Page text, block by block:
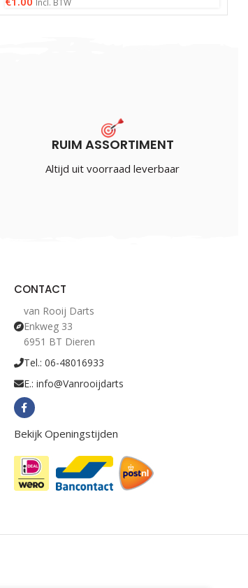
Incl. BTW
RUIM ASSORTIMENT
Altijd uit voorraad leverbaar
CONTACT
van Rooij Darts
Enkweg 33
6951 BT Dieren
Tel.: 06-48016933
E.: info@Vanrooijdarts
Bekijk Openingstijden